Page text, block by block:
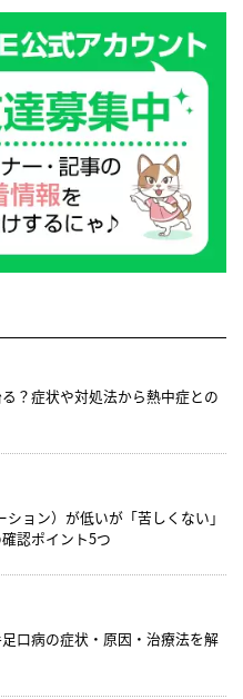
？症状や対処法から熱中症との
ョン）が低いが「苦しくない」
認ポイント5つ
口病の症状・原因・治療法を解